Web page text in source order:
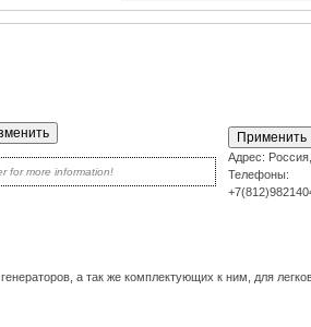
for more information!
пользоваться сайтом! У Вас
Адрес:
Телефоны:
а так же комплектующих к ним, для